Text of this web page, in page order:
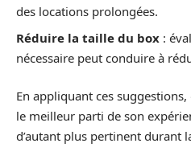
des locations prolongées.
Réduire la taille du box :
nécessaire peut conduire à
En appliquant ces
le meilleur parti de son
d’autant plus pertinent durant